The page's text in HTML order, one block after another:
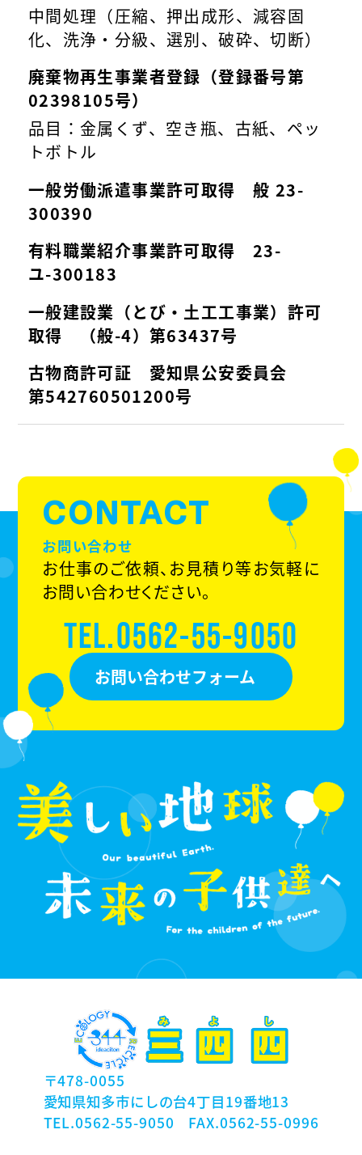
中間処理（圧縮、押出成形、減容固
化、洗浄・分級、選別、破砕、切断）
廃棄物再生事業者登録（登録番号第
02398105号）
品目：金属くず、空き瓶、古紙、ペッ
トボトル
一般労働派遣事業許可取得 般 23-
300390
有料職業紹介事業許可取得 23-
ユ-300183
一般建設業（とび・土工工事業）許可
取得 （般-4）第63437号
古物商許可証 愛知県公安委員会
第542760501200号
CONTACT
お問い合わせ
お仕事のご依頼、お見積り等お気軽に
お問い合わせください。
TEL.0562-55-9050
お問い合わせフォーム
〒478-0055
愛知県知多市にしの台4丁目19番地13
TEL.0562-55-9050 FAX.0562-55-0996